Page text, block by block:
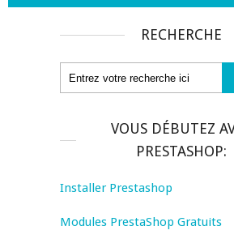
RECHERCHE
VOUS DÉBUTEZ
PRESTASHOP:
Installer Prestashop
Modules PrestaShop Gratuits